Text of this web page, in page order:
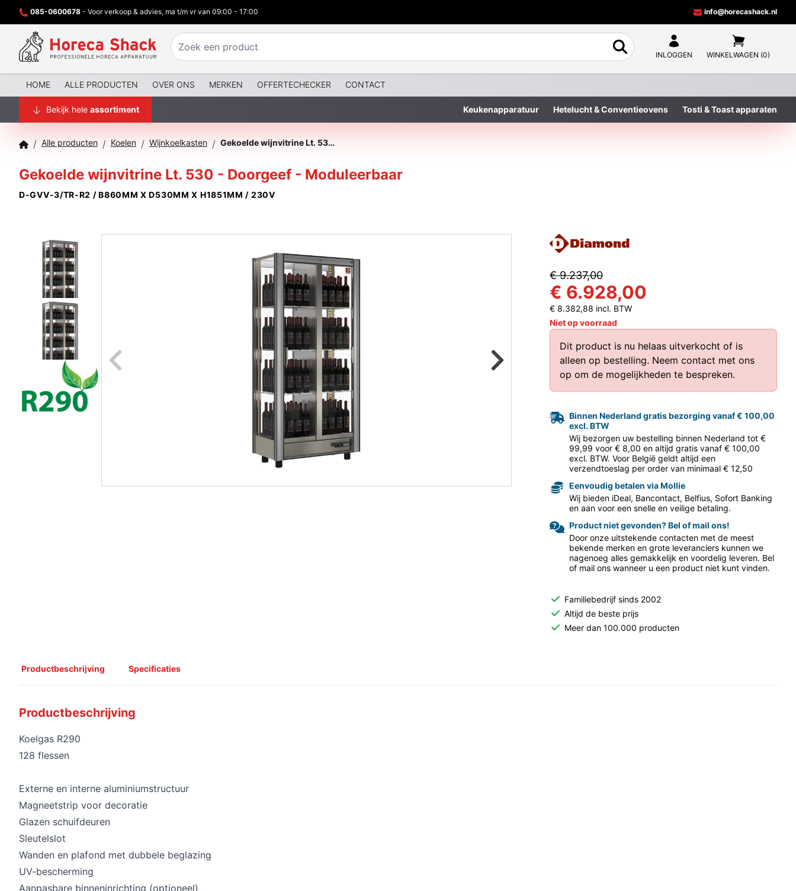
085-0600678 - Voor verkoop & advies, ma t/m vr van 09:00 - 17:00 info@horecashack.nl
INLOGGEN WINKELWAGEN (0)
HOME ALLE PRODUCTEN OVER ONS MERKEN OFFERTECHECKER CONTACT
Bekijk hele assortiment Keukenapparatuur Hetelucht & Conventieovens Tosti & Toast apparaten
/ Alle producten / Koelen / Wijnkoelkasten / Gekoelde wijnvitrine Lt. 530 - Doorgeef - Moduleerbaar
Gekoelde wijnvitrine Lt. 530 - Doorgeef - Moduleerbaar
D-GVV-3/TR-R2 / B860MM X D530MM X H1851MM / 230V
Naar vorige foto Naar volgende
€ 9.237,00
€ 6.928,00
€ 8.382,88 incl. BTW
Niet op voorraad
Dit product is nu helaas uitverkocht of is
alleen op bestelling. Neem contact met ons
op om de mogelijkheden te bespreken.
Binnen Nederland gratis bezorging vanaf € 100,00
excl. BTW
Wij bezorgen uw bestelling binnen Nederland tot €
99,99 voor € 8,00 en altijd gratis vanaf € 100,00
excl. BTW. Voor België geldt altijd een
verzendtoeslag per order van minimaal € 12,50
Eenvoudig betalen via Mollie
Wij bieden iDeal, Bancontact, Belfius, Sofort Banking
en aan voor een snelle en veilige betaling.
Product niet gevonden? Bel of mail ons!
Door onze uitstekende contacten met de meest
bekende merken en grote leveranciers kunnen we
nagenoeg alles gemakkelijk en voordelig leveren. Bel
of mail ons wanneer u een product niet kunt vinden.
Familiebedrijf sinds 2002
Altijd de beste prijs
Meer dan 100.000 producten
Productbeschrijving Specificaties
Productbeschrijving
Koelgas R290
128 flessen
Externe en interne aluminiumstructuur
Magneetstrip voor decoratie
Glazen schuifdeuren
Sleutelslot
Wanden en plafond met dubbele beglazing
UV-bescherming
Aanpasbare binneninrichting (optioneel)